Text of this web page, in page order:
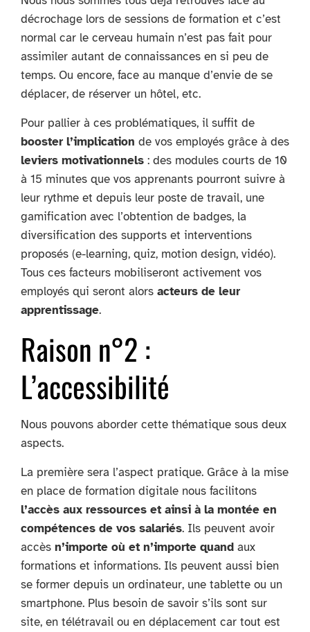
décrochage lors de sessions de formation et c’est
normal car le cerveau humain n’est pas fait pour
assimiler autant de connaissances en si peu de
temps. Ou encore, face au manque d’envie de se
déplacer, de réserver un hôtel, etc.
Pour pallier à ces problématiques, il suffit de
booster l’implication de vos employés grâce à des
leviers motivationnels : des modules courts de 10
à 15 minutes que vos apprenants pourront suivre à
leur rythme et depuis leur poste de travail, une
gamification avec l’obtention de badges, la
diversification des supports et interventions
proposés (e-learning, quiz, motion design, vidéo).
Tous ces facteurs mobiliseront activement vos
employés qui seront alors acteurs de leur
apprentissage.
Raison n°2 :
L’accessibilité
Nous pouvons aborder cette thématique sous deux
aspects.
La première sera l’aspect pratique. Grâce à la mise
en place de formation digitale nous facilitons
l’accès aux ressources et ainsi à la montée en
compétences de vos salariés. Ils peuvent avoir
accès n’importe où et n’importe quand aux
formations et informations. Ils peuvent aussi bien
se former depuis un ordinateur, une tablette ou un
smartphone. Plus besoin de savoir s’ils sont sur
site, en télétravail ou en déplacement car tout est